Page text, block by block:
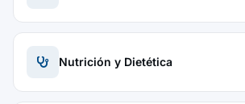
Nutrición y Dietética